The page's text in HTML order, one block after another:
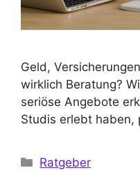
Geld,
wirklich Beratung?
seriöse Angebote
Studis erlebt haben,
Ratgeber